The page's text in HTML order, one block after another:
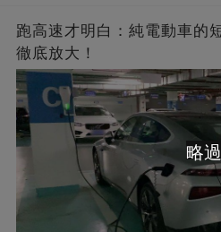
跑高速才明白：純電動車的
徹底放大！
略過